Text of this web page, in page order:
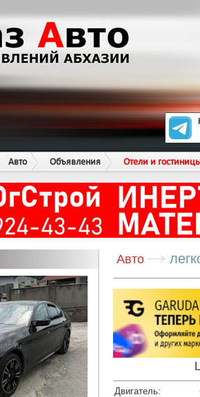
Авто Объявления Отели и
Авто
Двигатель: